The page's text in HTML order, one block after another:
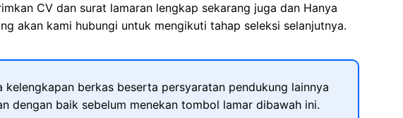
CV dan surat lamaran lengkap sekarang juga dan Hanya
akan kami hubungi untuk mengikuti tahap seleksi selanjutnya.
kelengkapan berkas beserta persyaratan pendukung lainnya
dengan baik sebelum menekan tombol lamar dibawah ini.